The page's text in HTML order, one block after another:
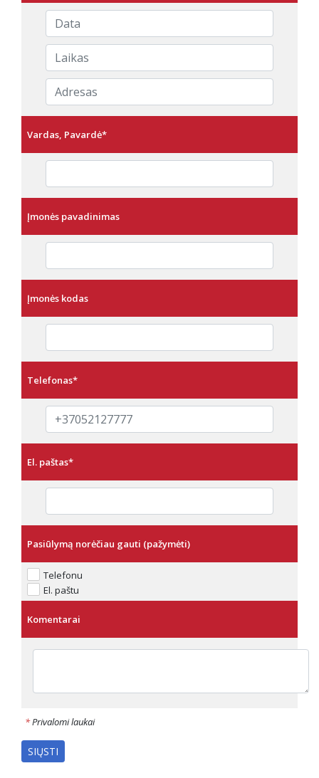
Vardas, Pavardė*
Įmonės pavadinimas
Įmonės kodas
Telefonas*
El. paštas*
Pasiūlymą norėčiau gauti (pažymėti)
Telefonu
El. paštu
Komentarai
*Privalomi laukai
SIŲSTI